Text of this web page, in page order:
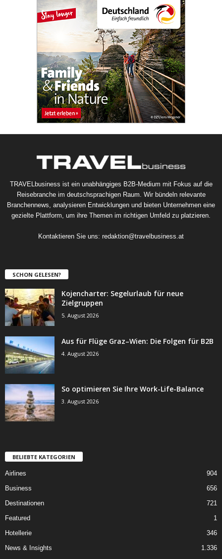
TRAVELbusiness ist ein unabhängiges B2B-Medium mit Fokus auf die
Reisebranche im deutschsprachigen Raum. Wir bündeln relevante
Branchennews, analysieren Entwicklungen und bieten Unternehmen eine
gezielte Plattform, um ihre Themen im richtigen Umfeld zu platzieren.
Kontaktieren Sie uns: redaktion@travelbusiness.at
SCHON GELESEN?
Kojencharter: Segelurlaub für neue
Zielgruppen
5. August 2026
Aus für Flüge Graz–Wien: Die Folgen für B2B
4. August 2026
So optimieren Sie Ihre Work-Life-Balance
3. August 2026
BELIEBTE KATEGORIEN
Airlines
904
Business
656
Destinationen
721
Featured
1
Hotellerie
346
News & Insights
1.336